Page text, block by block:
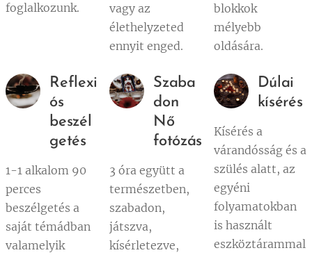
foglalkozunk.
vagy az
élethelyzeted
ennyit enged.
blokkok
mélyebb
oldására.
Reflexi
ós
beszél
getés
1-1 alkalom 90
perces
beszélgetés a
saját témádban
valamelyik
Szaba
don
Nő
fotózás
3 óra együtt a
természetben,
szabadon,
játszva,
kísérletezve,
Dúlai
kísérés
Kísérés a
várandósság és a
szülés alatt, az
egyéni
folyamatokban
is használt
eszköztárammal